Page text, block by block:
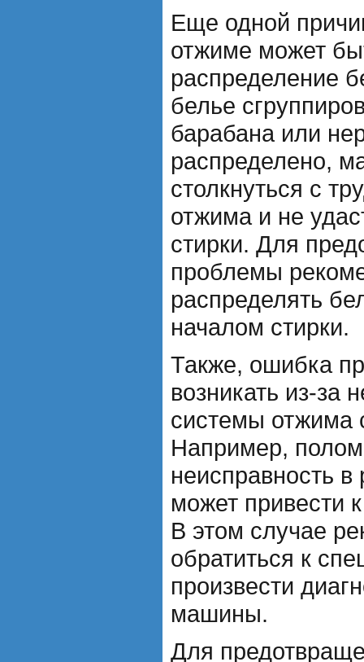
Еще одной
отжиме может
распределение
белье
барабана или
распределено,
столкнуться с
отжима и не
стирки. Для
проблемы
распределять
началом стирки.
Также, ошибка
возникать из-за
системы отжима
Например,
неисправность в
может привести
В этом случае
обратиться к
произвести
машины.
Для